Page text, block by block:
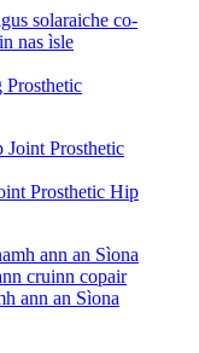
Prosthetic
Prosthetic Hip
ann an Sìona